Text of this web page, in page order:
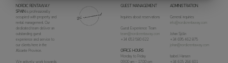
NORDIC RENTAWAY
SPAIN is professionally
occupied with property and
rental management. Our
dedicated team deliver an
outstanding guest
experience and service to
our clients here in the
Alicante Province.
​​​​​​​We actively work towards
GUEST MANAGEMENT
Inquiries about reservations
Guest Experience Team
team@nordicrentaway.com
+34 653 580 622
OFFICE HOURS
Monday to Friday
09.00 am - 17.00 pm
ADMINISTRATION
General inquiries
info@nordicrentaway.com
Johan Sjölin
+34 695 462 875
johan@nordicrentaway.com
Isabel Hansen
+34 615 264 601